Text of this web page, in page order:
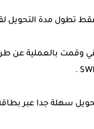
تطول مدة التحويل
وقمت بالعملية عن
سهلة جدا عبر بطاقة